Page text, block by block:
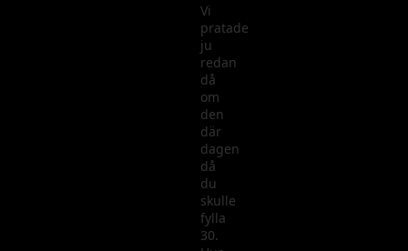
Vi
pratade
ju
redan
då
om
den
där
dagen
då
du
skulle
fylla
30.